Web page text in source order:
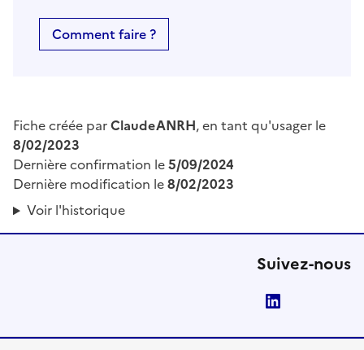
Comment faire ?
Fiche créée parClaudeANRH, en tant qu'usager le
8/02/2023
Dernière confirmation le5/09/2024
Dernière modification le8/02/2023
Voir l'historique
Suivez-nous